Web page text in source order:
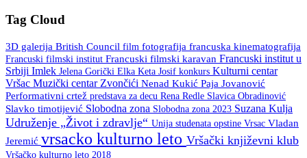
Tag Cloud
3D galerija British Council film fotografija francuska kinematografija
Francuski filmski institut Francuski filmski karavan Francuski institut u
Srbiji Imlek Jelena Gorički Elka Keta Josif konkurs Kulturni centar
Vršac Muzički centar Zvončići Nenad Kukić Paja Jovanović
Performativni crtež predstava za decu Rena Redle Slavica Obradinović
Slavko timotijević Slobodna zona Slobodna zona 2023 Suzana Kulja
Udruženje „Život i zdravlje“ Unija studenata opstine Vrsac Vladan
Jeremić vrsacko kulturno leto Vršački književni klub
Vršačko kulturno leto 2018